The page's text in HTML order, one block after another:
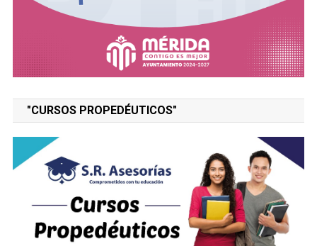
"CURSOS PROPEDÉUTICOS"